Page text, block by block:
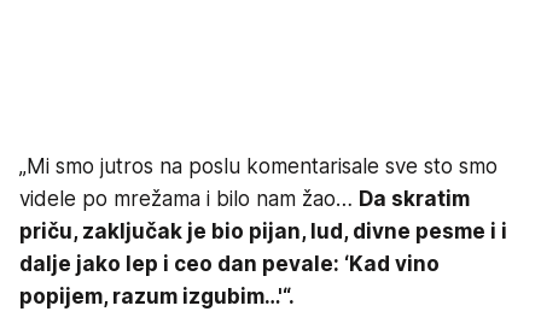
„Mi smo jutros na poslu komentarisale sve sto smo
videle po mrežama i bilo nam žao… Da skratim
priču, zaključak je bio pijan, lud, divne pesme i i
dalje jako lep i ceo dan pevale: ‘Kad vino
popijem, razum izgubim…'“.